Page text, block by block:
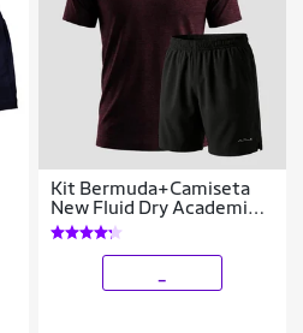
Kit Bermuda+Camiseta
New Fluid Dry Academia
Alpha